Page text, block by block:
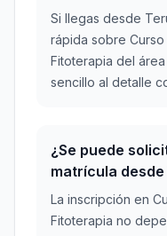
Si llegas desde
rápida sobre
Fitoterapia del
sencillo al detalle
¿Se puede
matrícula desde
La inscripción en
Fitoterapia no